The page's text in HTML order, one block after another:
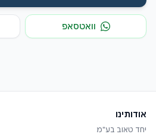
וואטסאפ
אודותינו